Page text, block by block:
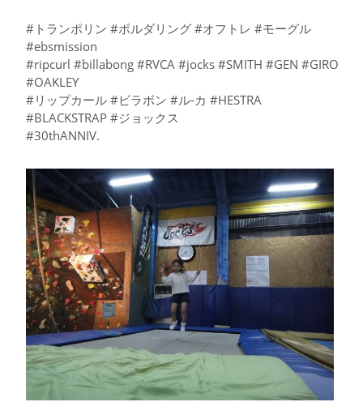
#トランポリン #ボルダリング #オフトレ #モーグル
#ebsmission
#ripcurl #billabong #RVCA #jocks #SMITH #GEN #GIRO
#OAKLEY
#リップカール #ビラボン #ル-カ #HESTRA
#BLACKSTRAP #ジョックス
#30thANNIV.